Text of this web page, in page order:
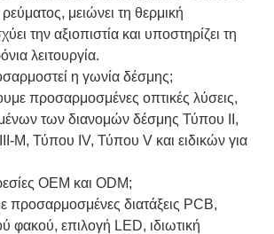
μειώνει τη θερμική
την αξιοπιστία και υποστηρίζει τη
λειτουργία.
η γωνία δέσμης;
προσαρμοσμένες οπτικές λύσεις,
των διανομών δέσμης Τύπου II,
M, Τύπου IV, Τύπου V και ειδικών για
OEM και ODM;
προσαρμοσμένες διατάξεις PCB,
φακού, επιλογή LED, ιδιωτική